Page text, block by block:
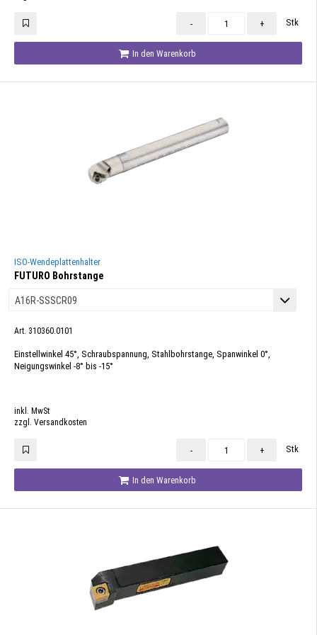
- + Stk
In den Warenkorb
ISO-Wendeplattenhalter
FUTURO Bohrstange
Art. 310360.0101
Einstellwinkel 45°, Schraubspannung, Stahlbohrstange, Spanwinkel 0°,
Neigungswinkel -8° bis -15°
inkl. MwSt
zzgl. Versandkosten
- + Stk
In den Warenkorb